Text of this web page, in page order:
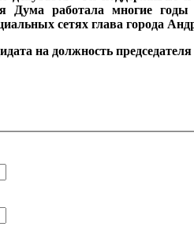
Дума работала многие
сетях глава города
на должность председателя